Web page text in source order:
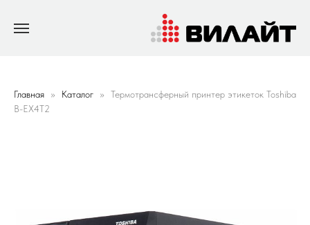
Главная Каталог
Термотрансферный принтер этикеток Toshiba
B-EX4T2